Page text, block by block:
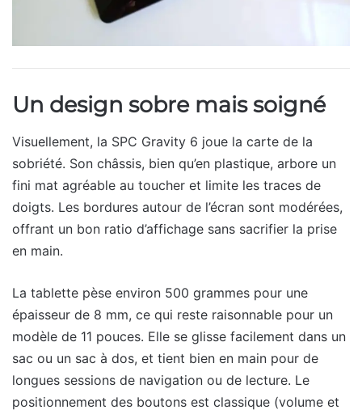
Un design sobre mais soigné
Visuellement, la SPC Gravity 6 joue la carte de la
sobriété. Son châssis, bien qu’en plastique, arbore un
fini mat agréable au toucher et limite les traces de
doigts. Les bordures autour de l’écran sont modérées,
offrant un bon ratio d’affichage sans sacrifier la prise
en main.
La tablette pèse environ 500 grammes pour une
épaisseur de 8 mm, ce qui reste raisonnable pour un
modèle de 11 pouces. Elle se glisse facilement dans un
sac ou un sac à dos, et tient bien en main pour de
longues sessions de navigation ou de lecture. Le
positionnement des boutons est classique (volume et